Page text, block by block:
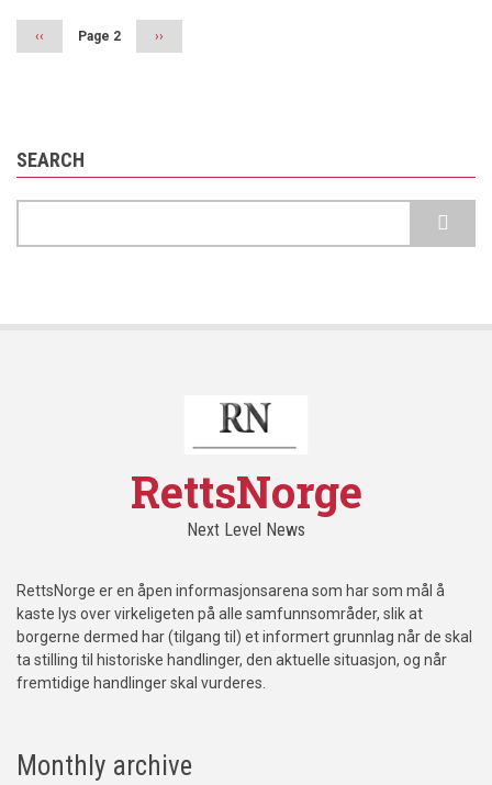
Previous
‹‹ Page 2
Next
››
SEARCH
RettsNorge
Next Level News
RettsNorge er en åpen informasjonsarena som har som mål å
kaste lys over virkeligeten på alle samfunnsområder, slik at
borgerne dermed har (tilgang til) et informert grunnlag når de skal
ta stilling til historiske handlinger, den aktuelle situasjon, og når
fremtidige handlinger skal vurderes.
Monthly archive